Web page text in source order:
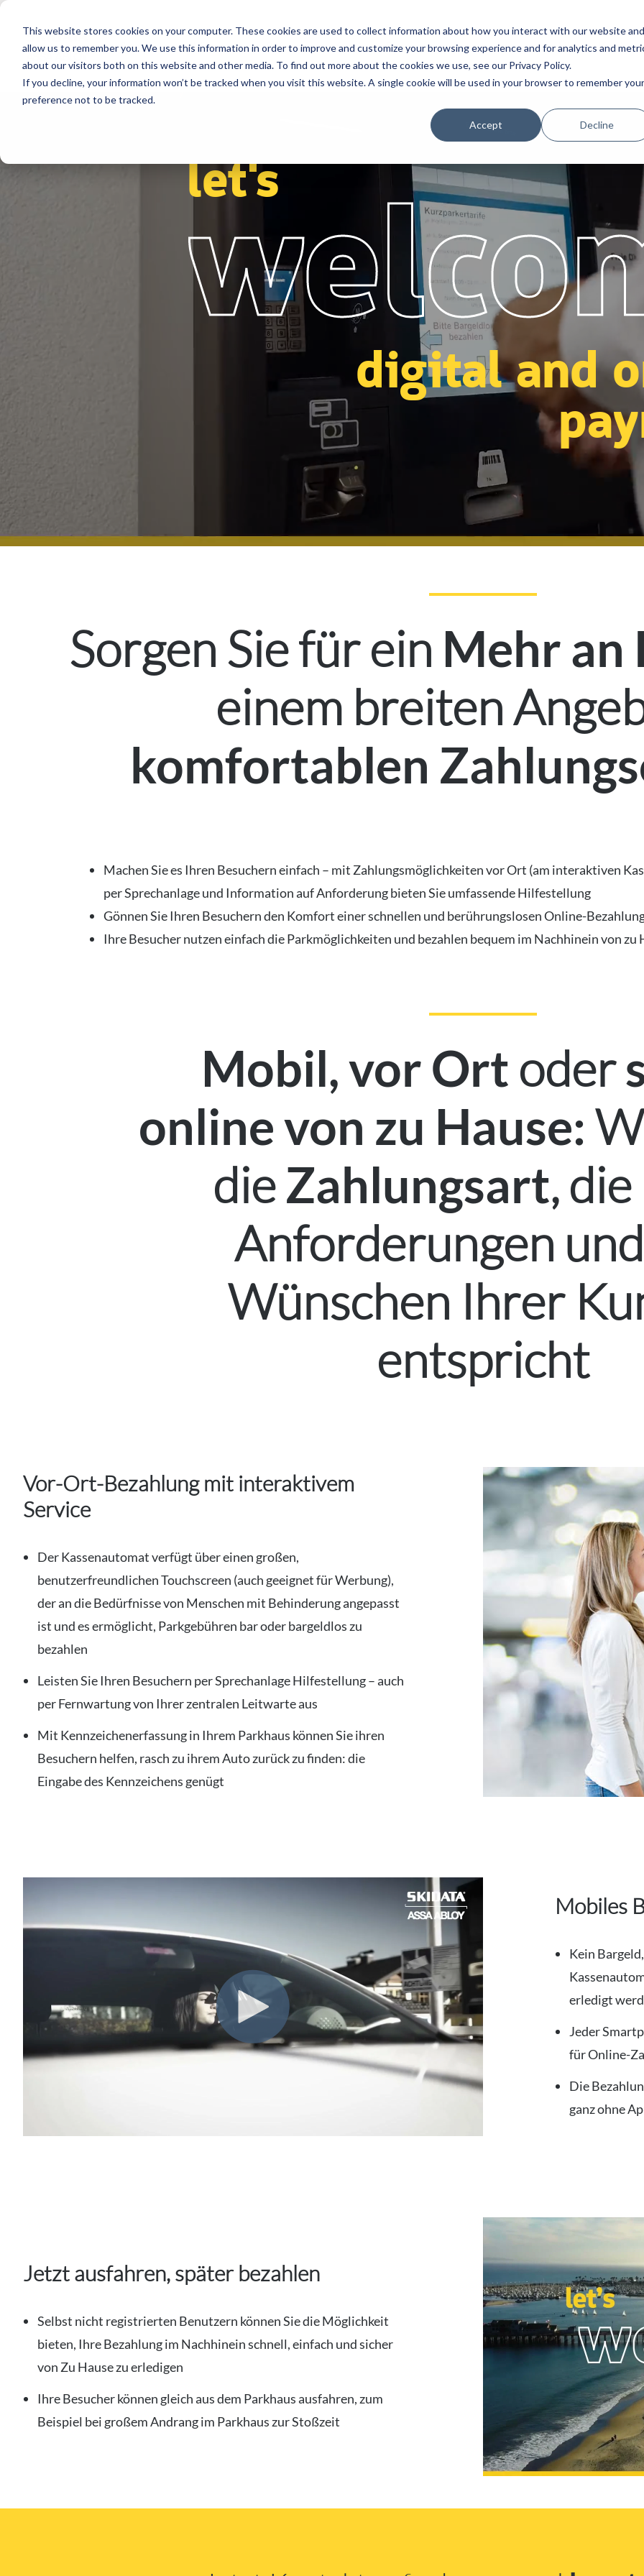
This website stores cookies on your computer. These cookies are used to collect information about how you interact with our website and
allow us to remember you. We use this information in order to improve and customize your browsing experience and for analytics and
about our visitors both on this website and other media. To find out more about the cookies we use, see our Privacy Policy.
If you decline, your information won’t be tracked when you visit this website. A single cookie will be used in your browser to remember your
preference not to be tracked.
Accept Decline
Segmente Lösungen Referenzen Service Partner Über Karriere
let's
digital and
Sorgen Sie für ein Mehr
einem breiten
komfortablen
Machen Sie es Ihren Besuchern einfach – mit Zahlungsmöglichkeiten vor Ort (am interaktiven
per Sprechanlage und Information auf Anforderung bieten Sie umfassende Hilfestellung
Gönnen Sie Ihren Besuchern den Komfort einer schnellen und berührungslosen Online-
Ihre Besucher nutzen einfach die Parkmöglichkeiten und bezahlen bequem im Nachhinein von zu
Mobil, vor Ort oder
online von zu Hause:
dieZahlungsart,
Anforderungen
Wünschen Ihrer
entspricht
Vor-Ort-Bezahlung mit interaktivem
Service
Der Kassenautomat verfügt über einen großen,
benutzerfreundlichen Touchscreen (auch geeignet für Werbung),
der an die Bedürfnisse von Menschen mit Behinderung angepasst
ist und es ermöglicht, Parkgebühren bar oder bargeldlos zu
bezahlen
Leisten Sie Ihren Besuchern per Sprechanlage Hilfestellung – auch
per Fernwartung von Ihrer zentralen Leitwarte aus
Mit Kennzeichenerfassung in Ihrem Parkhaus können Sie ihren
Besuchern helfen, rasch zu ihrem Auto zurück zu finden: die
Eingabe des Kennzeichens genügt
Mobiles
Kein
erledigt
Jeder
für Online-
Die
ganz ohne
Jetzt ausfahren, später bezahlen
Selbst nicht registrierten Benutzern können Sie die Möglichkeit
bieten, Ihre Bezahlung im Nachhinein schnell, einfach und sicher
von Zu Hause zu erledigen
Ihre Besucher können gleich aus dem Parkhaus ausfahren, zum
Beispiel bei großem Andrang im Parkhaus zur Stoßzeit